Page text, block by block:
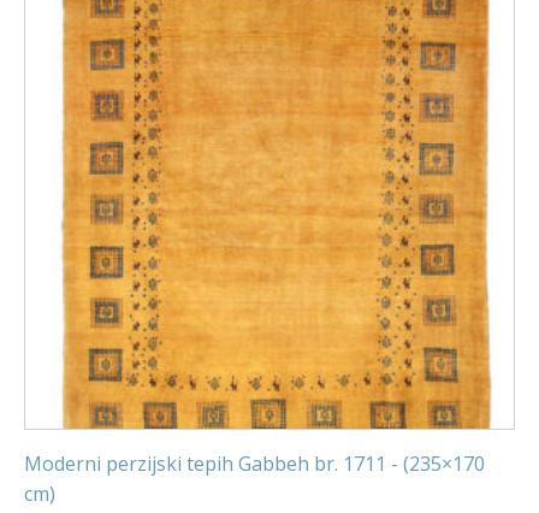
Moderni perzijski tepih Gabbeh br. 1711 - (235×170
cm)